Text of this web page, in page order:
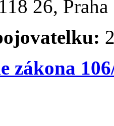
26,
zákona